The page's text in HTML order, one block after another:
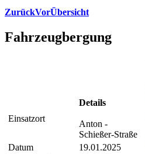
ZurückVorÜbersicht
Fahrzeugbergung
Einsatzort
Details
Anton -
Schießer-Straße
Datum
19.01.2025